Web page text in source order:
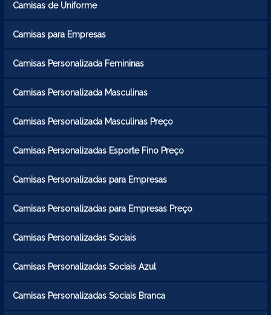
Camisas de Uniforme
Camisas para Empresas
Camisas Personalizada Femininas
Camisas Personalizada Masculinas
Camisas Personalizada Masculinas Preço
Camisas Personalizadas Esporte Fino Preço
Camisas Personalizadas para Empresas
Camisas Personalizadas para Empresas Preço
Camisas Personalizadas Sociais
Camisas Personalizadas Sociais Azul
Camisas Personalizadas Sociais Branca